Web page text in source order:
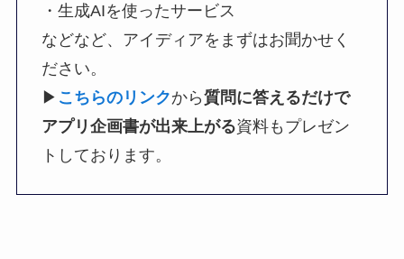
・生成AIを使ったサービス
などなど、アイディアをまずはお聞かせく
ださい。
▶︎ こちらのリンクから質問に答えるだけで
アプリ企画書が出来上がる資料もプレゼン
トしております。